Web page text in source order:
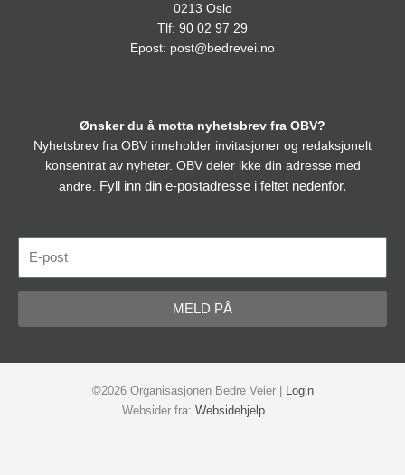
0213 Oslo
Tlf: 90 02 97 29
Epost: post@bedrevei.no
Ønsker du å motta nyhetsbrev fra OBV?
Nyhetsbrev fra OBV inneholder invitasjoner og redaksjonelt
konsentrat av nyheter. OBV deler ikke din adresse med
andre. Fyll inn din e-postadresse i feltet nedenfor.
post
MELD PÅ
©2026 Organisasjonen Bedre Veier | Login
Websider fra: Websidehjelp